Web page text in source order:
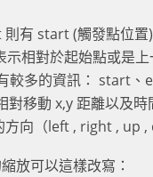
有 start (觸發點位
相對於起始點或是
較多的資訊： start、
移動 x,y 距離以及
向（left , right , up ,
放可以這樣改寫：